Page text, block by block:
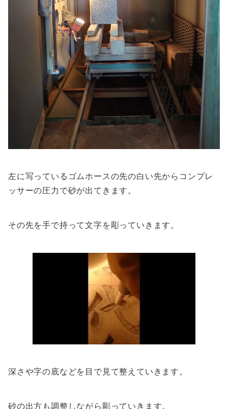
左に写っているゴムホースの先の白い先からコンプレ
ッサーの圧力で砂が出てきます。
その先を手で持って文字を彫っていきます。
深さや字の底などを目で見て整えていきます。
砂の出方も調整しながら彫っていきます。